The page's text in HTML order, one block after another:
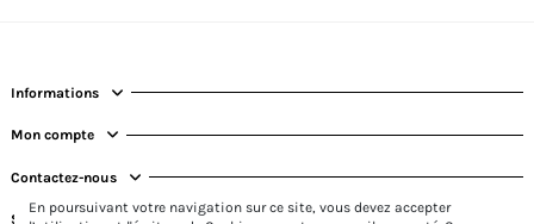
Informations
Mon compte
Contactez-nous
Suivez-nous
En poursuivant votre navigation sur ce site, vous devez accepter